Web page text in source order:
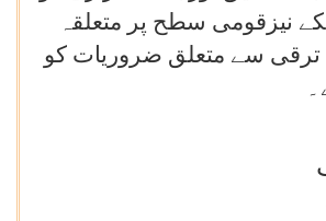
نیزقومی سطح پر متعلقہ
سے متعلق ضروریات کو